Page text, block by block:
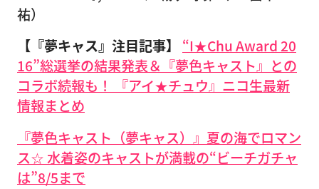
祐）
【『夢キャス』注目記事】
“I★Chu Award 20
16”総選挙の結果発表＆『夢色キャスト』との
コラボ続報も！ 『アイ★チュウ』ニコ生最新
情報まとめ
『夢色キャスト（夢キャス）』夏の海でロマン
ス☆ 水着姿のキャストが満載の“ビーチガチャ
は”8/5まで